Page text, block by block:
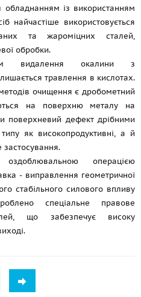
із використанням
найчастіше використовується
та жароміцних сталей,
обробки.
видалення окалини з
травлення в кислотах.
очищення є дробометний
на поверхню металу на
поверхневий дефект дрібними
як високопродуктивні, а й
застосування.
оздоблювальною операцією
- виправлення геометричної
стабільного силового впливу
спеціальне правове
що забезпечує високу